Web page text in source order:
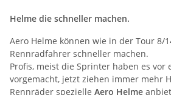
Helme die schneller machen.
Aero Helme können wie in der Tour 8/
Rennradfahrer schneller machen.
Profis, meist die Sprinter haben es vor
vorgemacht, jetzt ziehen immer mehr
Rennräder spezielle Aero Helme